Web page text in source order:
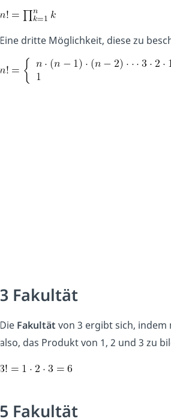
Eine dritte Möglichkeit, diese zu
3 Fakultät
Die Fakultät von 3 ergibt sich, indem
also, das Produkt von 1, 2 und 3 zu
5 Fakultät